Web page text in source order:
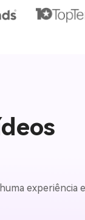
experiência